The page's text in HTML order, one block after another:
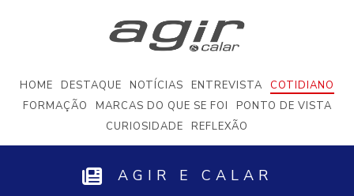
HOME DESTAQUE NOTÍCIAS ENTREVISTA
COTIDIANO
FORMAÇÃO
MARCAS DO QUE SE FOI
PONTO DE VISTA
CURIOSIDADE
REFLEXÃO
AGIR E CALAR